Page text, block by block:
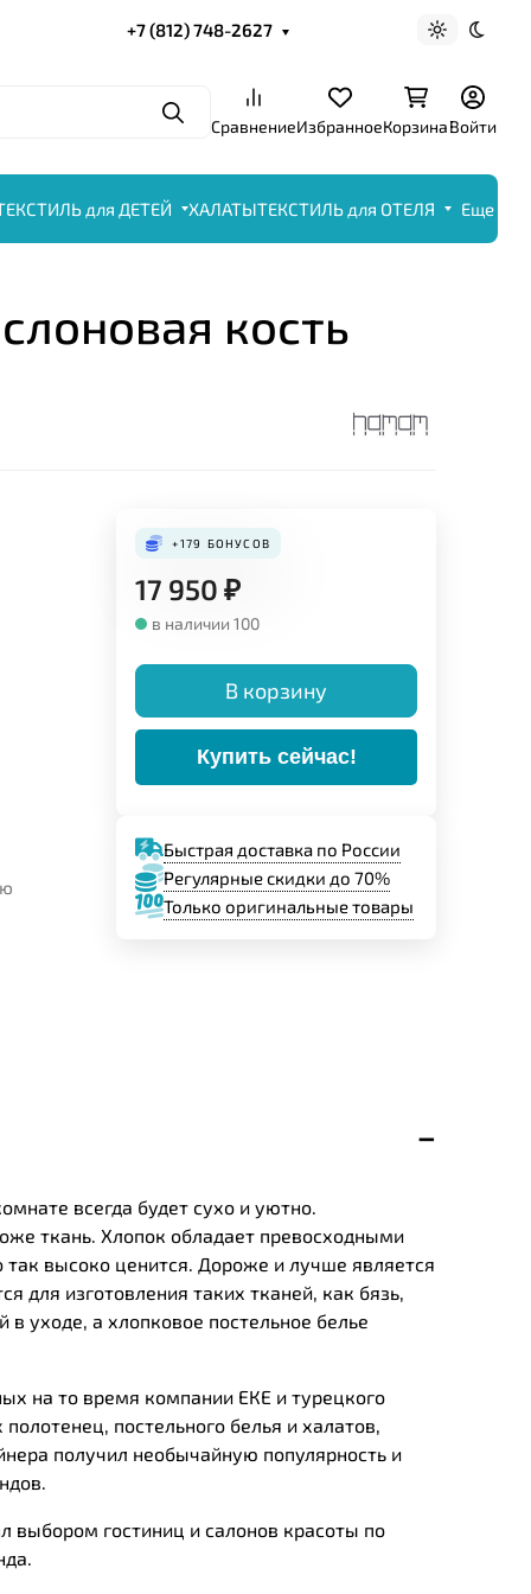
+7 (812) 748-2627 Светлая
ПоискСравнениеИзбранноеКорзинаВойти
для ДЕТЕЙ ХАЛАТЫТЕКСТИЛЬ для ОТЕЛЯ Еще
кость
+179 БОНУСОВ
17 950 ₽
в наличии 100
В корзину
Купить сейчас!
Быстрая доставка по России
Регулярные скидки до 70%
Только оригинальные товары
всегда будет сухо и уютно.
ткань. Хлопок обладает превосходными
высоко ценится. Дороже и лучше является
для изготовления таких тканей, как бязь,
уходе, а хлопковое постельное белье
на то время компании ЕКЕ и турецкого
постельного белья и халатов,
получил необычайную популярность и
выбором гостиниц и салонов красоты по